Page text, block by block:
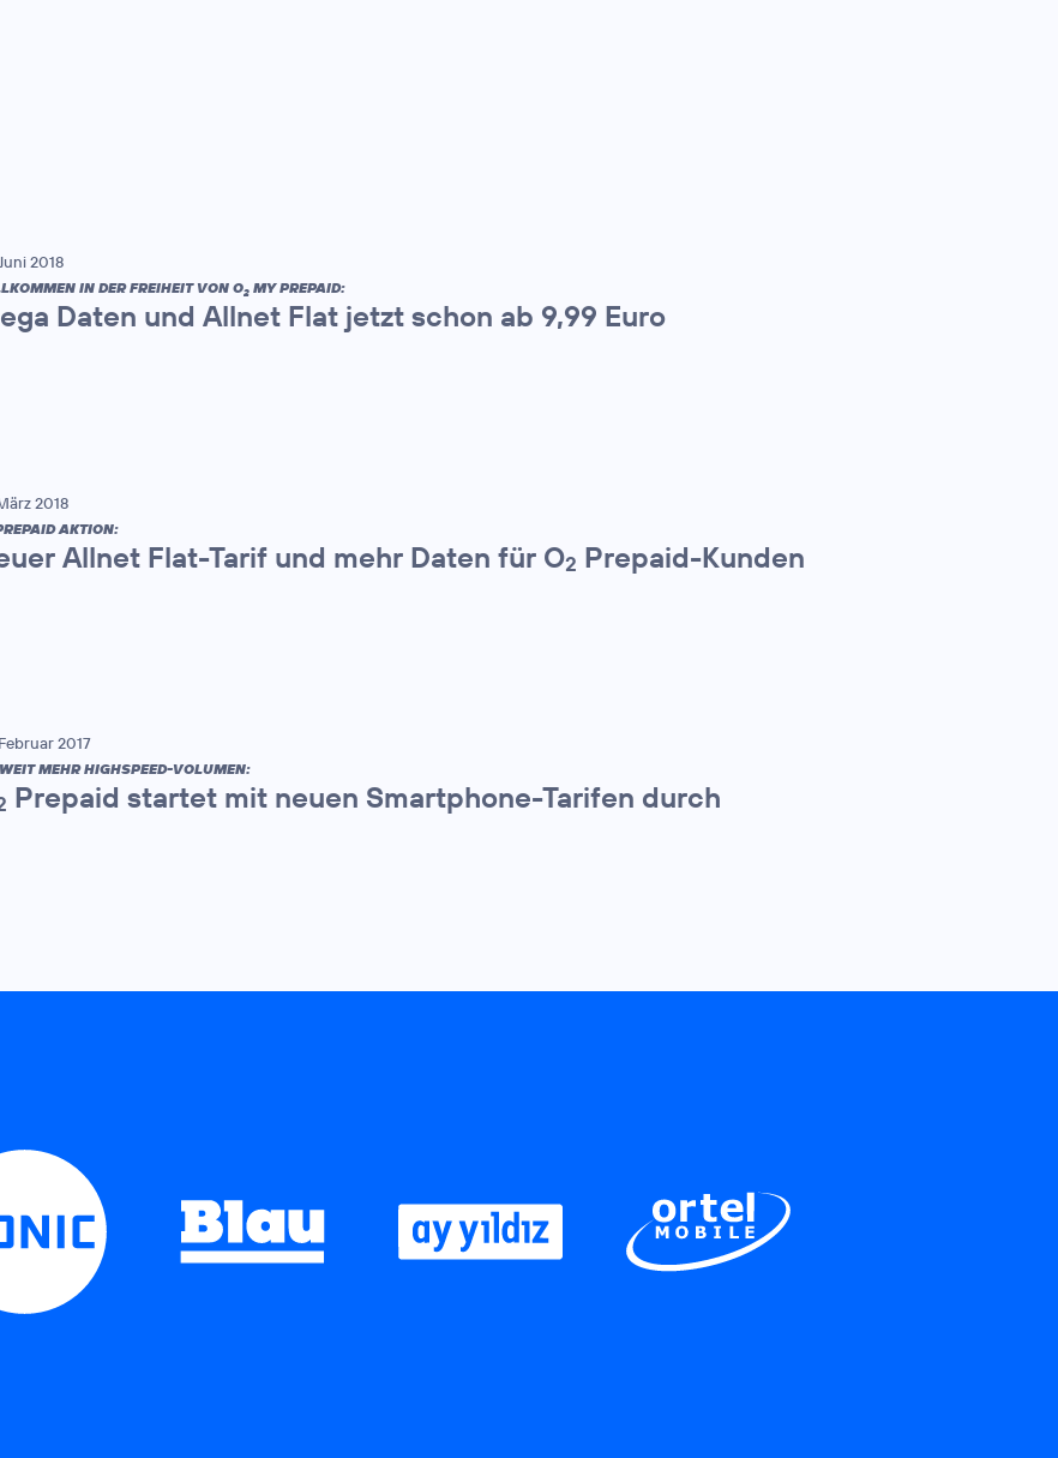
2018
IN DER FREIHEIT VON O2 MY PREPAID:
Daten und Allnet Flat jetzt schon ab 9,99 Euro
2018
AKTION:
Allnet Flat-Tarif und mehr Daten für O2 Prepaid-Kunden
2017
MEHR HIGHSPEED-VOLUMEN:
Prepaid startet mit neuen Smartphone-Tarifen durch